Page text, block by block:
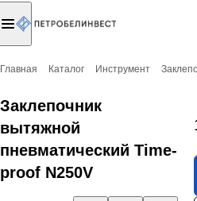
Главная Каталог Инструмент
Заклепочник
вытяжной
пневматический Time-
proof N250V